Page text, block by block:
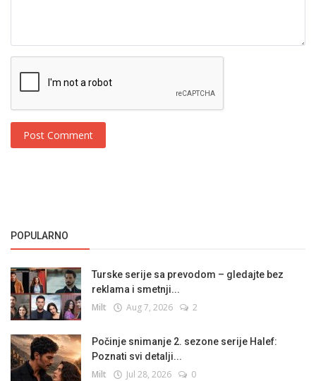
Post Comment
POPULARNO
Turske serije sa prevodom – gledajte bez
reklama i smetnji...
Milt Aug 7, 2026 2
Počinje snimanje 2. sezone serije Halef:
Poznati svi detalji...
Milt Jul 28, 2026 0